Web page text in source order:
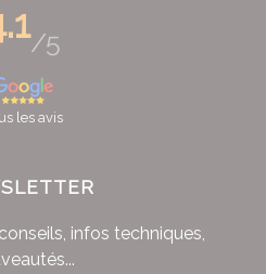
/5
les avis
infos techniques,